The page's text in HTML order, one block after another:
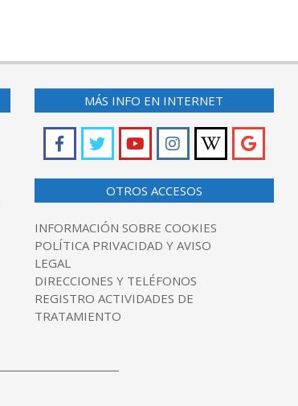
MÁS INFO EN INTERNET
OTROS ACCESOS
INFORMACIÓN SOBRE COOKIES
POLÍTICA PRIVACIDAD Y AVISO
LEGAL
DIRECCIONES Y TELÉFONOS
REGISTRO ACTIVIDADES DE
TRATAMIENTO